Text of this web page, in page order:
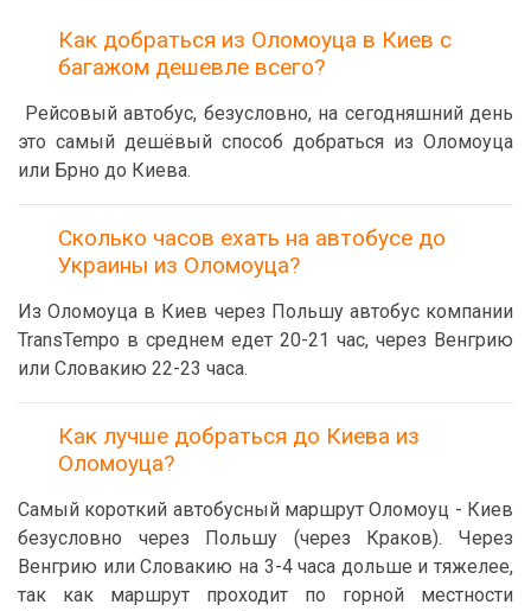
Как добраться из Оломоуца в Киев с
багажом дешевле всего?
Рейсовый автобус, безусловно, на сегодняшний день
это самый дешёвый способ добраться из Оломоуца
или Брно до Киева.
Сколько часов ехать на автобусе до
Украины из Оломоуца?
Из Оломоуца в Киев через Польшу автобус компании
TransTempo в среднем едет 20-21 час, через Венгрию
или Словакию 22-23 часа.
Как лучше добраться до Киева из
Оломоуца?
Самый короткий автобусный маршрут Оломоуц - Киев
безусловно через Польшу (через Краков). Через
Венгрию или Словакию на 3-4 часа дольше и тяжелее,
так как маршрут проходит по горной местности